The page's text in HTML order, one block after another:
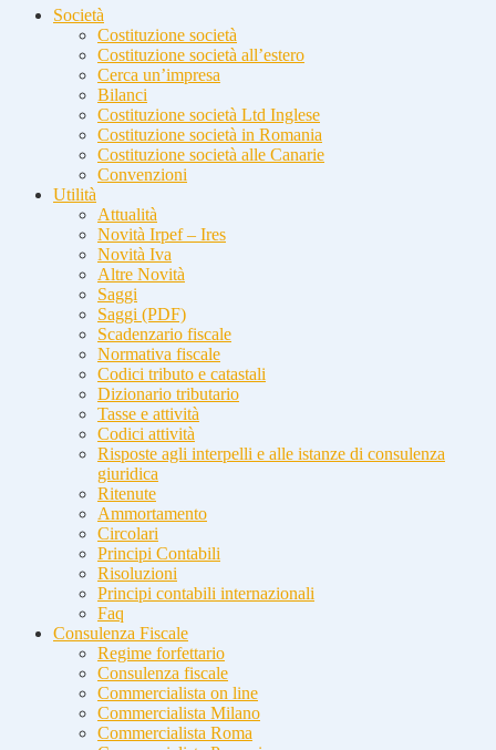
Società
Costituzione società
Costituzione società all’estero
Cerca un’impresa
Bilanci
Costituzione società Ltd Inglese
Costituzione società in Romania
Costituzione società alle Canarie
Convenzioni
Utilità
Attualità
Novità Irpef – Ires
Novità Iva
Altre Novità
Saggi
Saggi (PDF)
Scadenzario fiscale
Normativa fiscale
Codici tributo e catastali
Dizionario tributario
Tasse e attività
Codici attività
Risposte agli interpelli e alle istanze di consulenza
giuridica
Ritenute
Ammortamento
Circolari
Principi Contabili
Risoluzioni
Principi contabili internazionali
Faq
Consulenza Fiscale
Regime forfettario
Consulenza fiscale
Commercialista on line
Commercialista Milano
Commercialista Roma